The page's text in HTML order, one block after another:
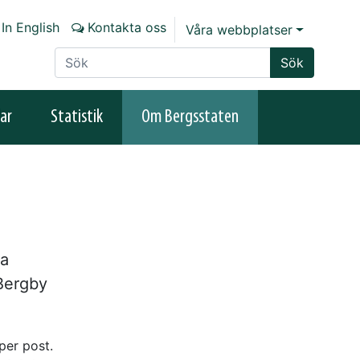
In English Kontakta oss
Våra webbplatser
Sök på sajten
Sök
Statistik Om Bergsstaten
post.